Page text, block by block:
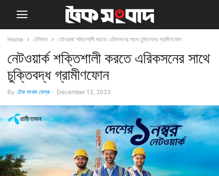
Home টেলিকম নেটওয়ার্ক শক্তিশালী করতে এরিকসনের সাথে চুক্তিবদ্ধ গ্রামীণফোন
নেটওয়ার্ক শক্তিশালী করতে এরিকসনের সাথে
চুক্তিবদ্ধ গ্রামীণফোন
By টেক সংবাদ ডেস্ক - December 13, 2023